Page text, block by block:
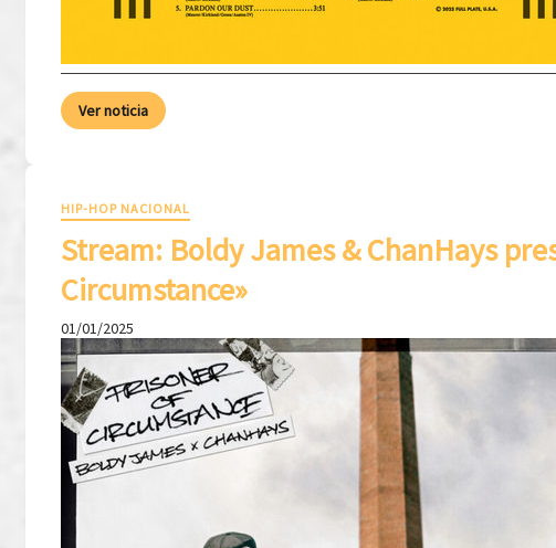
Ver noticia
HIP-HOP NACIONAL
Stream: Boldy James & ChanHays
Circumstance»
01/01/2025